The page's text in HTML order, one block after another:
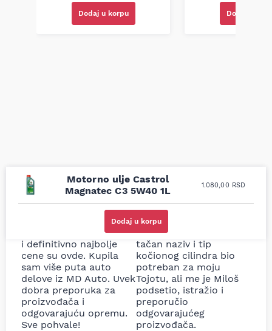
Dodaj u korpu Dodaj u
Motorno ulje Castrol
Magnatec C3 5W40 1L
1.080,00 RSD
Dodaj u korpu
Uporedila sam sve
prodavnice auto delova
i definitivno najbolje
cene su ovde. Kupila
sam više puta auto
delove iz MD Auto. Uvek
dobra preporuka za
proizvođača i
odgovarajuću opremu.
Sve pohvale!
Odlična usluga i
ljubazni prodavci.
Nisam bio siguran koji je
tačan naziv i tip
kočionog cilindra bio
potreban za moju
Tojotu, ali me je Miloš
podsetio, istražio i
preporučio
odgovarajućeg
proizvođača.